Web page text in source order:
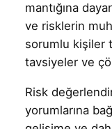
mantığına
ve risklerin
sorumlu kişiler
tavsiyeler ve
Risk
yorumlarına